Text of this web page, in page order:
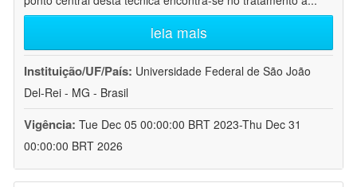
leia mais
Instituição/UF/País: Universidade Federal de São João
Del-Rei - MG - Brasil
Vigência: Tue Dec 05 00:00:00 BRT 2023-Thu Dec 31
00:00:00 BRT 2026